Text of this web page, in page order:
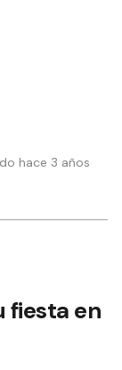
hace 3 años
fiesta en